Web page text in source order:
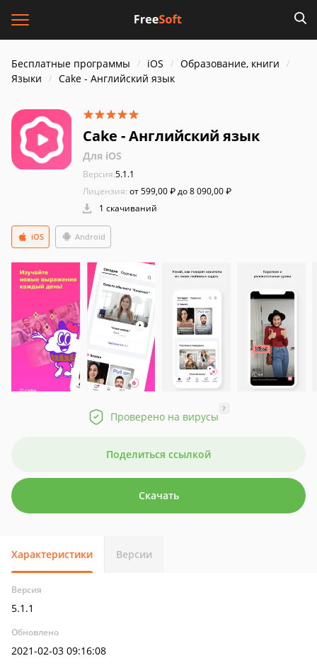
Бесплатные программы iOS
Образование, книги
Языки
Cake - Английский язык
Cake - Английский язык
Для iOS
Версия:5.1.1
Лицензия: от 599,00 ₽ до 8 090,00 ₽
1 скачиваний
Android
iOS
Проверено на вирусы
?
Поделиться ссылкой
Скачать
Характеристики Версии
Версия
5.1.1
Обновлено
2021-02-03 09:16:08